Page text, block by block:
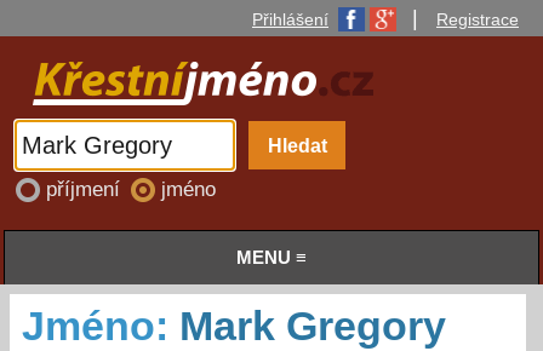
Přihlášení Registrace
příjmení jméno
MENU ≡
Jméno: Mark Gregory